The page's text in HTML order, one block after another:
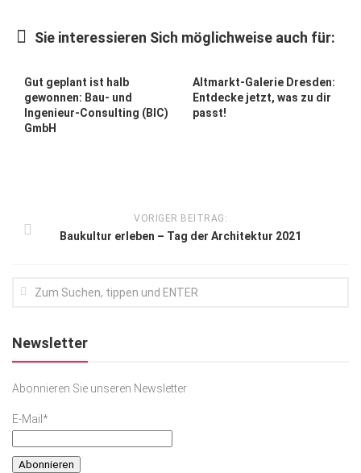
Ausflug & Reise
Podcast
Sie interessieren Sich möglichweise auch für:
Gut geplant ist halb
gewonnen: Bau- und
Ingenieur-Consulting (BIC)
GmbH
Altmarkt-Galerie Dresden:
Entdecke jetzt, was zu dir
passt!
VORIGER BEITRAG:
Baukultur erleben – Tag der Architektur 2021
Newsletter
Abonnieren Sie unseren Newsletter
E-Mail*